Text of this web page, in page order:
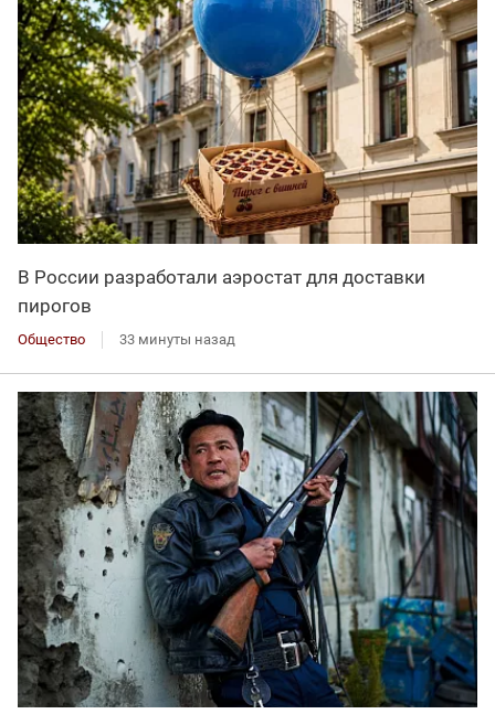
В России разработали аэростат для доставки
пирогов
Общество 33 минуты назад